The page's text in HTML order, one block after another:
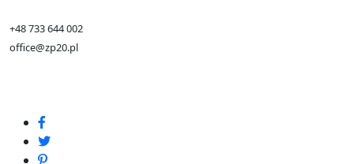
+48 733 644 002
office@zp20.pl